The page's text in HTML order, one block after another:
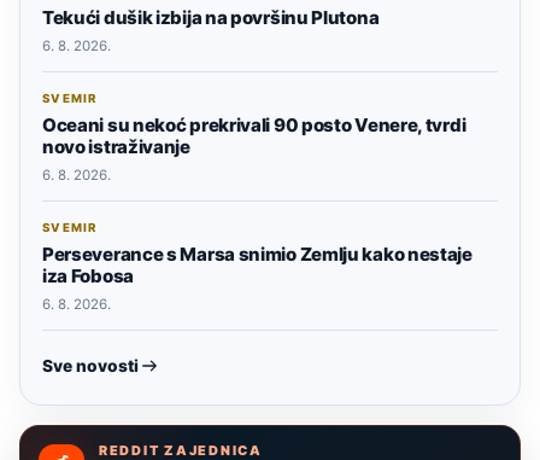
Tekući dušik izbija na površinu Plutona
6. 8. 2026.
SVEMIR
Oceani su nekoć prekrivali 90 posto Venere, tvrdi
novo istraživanje
6. 8. 2026.
SVEMIR
Perseverance s Marsa snimio Zemlju kako nestaje
iza Fobosa
6. 8. 2026.
Sve novosti
REDDIT ZAJEDNICA